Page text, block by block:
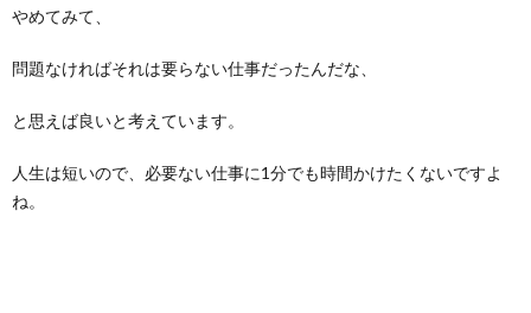
やめてみて、
問題なければそれは要らない仕事だったんだな、
と思えば良いと考えています。
人生は短いので、必要ない仕事に1分でも時間かけたくないですよ
ね。